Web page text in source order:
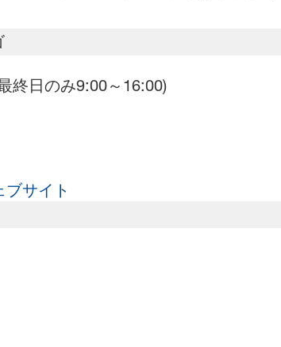
終日のみ9:00～16:00)
サイト